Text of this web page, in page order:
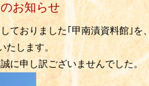
お知らせ
ておりました｢甲南漬資料館｣を、
たします。
に申し訳ございませんでした。